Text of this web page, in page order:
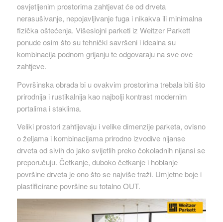
osvjetljenim prostorima zahtjevat će od drveta
nerasušivanje, nepojavljivanje fuga i nikakva ili minimalna
fizička oštećenja. Višeslojni parketi iz Weitzer Parkett
ponude osim što su tehnički savršeni i idealna su
kombinacija podnom grijanju te odgovaraju na sve ove
zahtjeve.
Površinska obrada bi u ovakvim prostorima trebala biti što
prirodnija i rustikalnija kao najbolji kontrast modernim
portalima i staklima.
Veliki prostori zahtijevaju i velike dimenzije parketa, ovisno
o željama i kombinacijama prirodno izvodive nijanse
drveta od sivih do jako svijetlih preko čokoladnih nijansi se
preporučuju. Četkanje, duboko četkanje i hoblanje
površine drveta je ono što se najviše traži. Umjetne boje i
plastificirane površine su totalno OUT.